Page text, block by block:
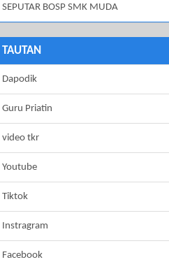
SEPUTAR BOSP SMK MUDA
TAUTAN
Dapodik
Guru Priatin
video tkr
Youtube
Tiktok
Instragram
Facebook